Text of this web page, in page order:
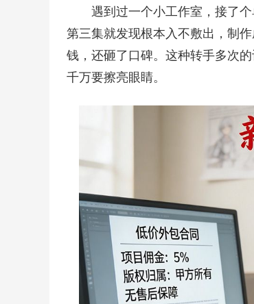
遇到过一个小工作室，接了
第三集就发现根本入不敷出，制
钱，还砸了口碑。这种转手多次
千万要擦亮眼睛。